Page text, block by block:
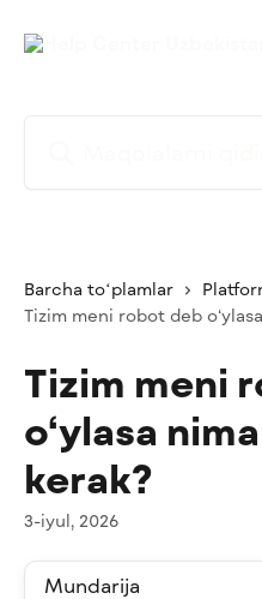
Barcha toʻplamlar
Tizim meni robot deb
Tizim meni
o‘ylasa
kerak?
3-iyul, 2026
Mundarija